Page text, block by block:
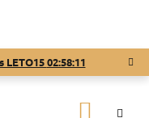
LETO1502:58:10